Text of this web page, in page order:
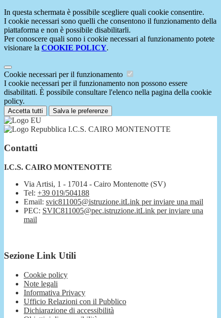
In questa schermata è possibile scegliere quali cookie consentire.
I cookie necessari sono quelli che consentono il funzionamento della
piattaforma e non è possibile disabilitarli.
Per conoscere quali sono i cookie necessari al funzionamento potete
visionare la COOKIE POLICY.
Cookie necessari per il funzionamento
I cookie necessari per il funzionamento non possono essere
disabilitati. È possibile consultare l'elenco nella pagina della cookie
policy.
Accetta tutti Salva le preferenze
I.C.S. CAIRO MONTENOTTE
Contatti
I.C.S. CAIRO MONTENOTTE
Via Artisi, 1 - 17014 - Cairo Montenotte (SV)
Tel: +39 019/504188
Email: svic811005@istruzione.itLink per inviare una mail
PEC: SVIC811005@pec.istruzione.itLink per inviare una
mail
Sezione Link Utili
Cookie policy
Note legali
Informativa Privacy
Ufficio Relazioni con il Pubblico
Dichiarazione di accessibilità